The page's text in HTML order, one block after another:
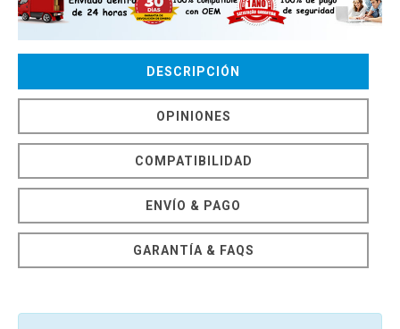
DESCRIPCIÓN
OPINIONES
COMPATIBILIDAD
ENVÍO & PAGO
GARANTÍA & FAQS